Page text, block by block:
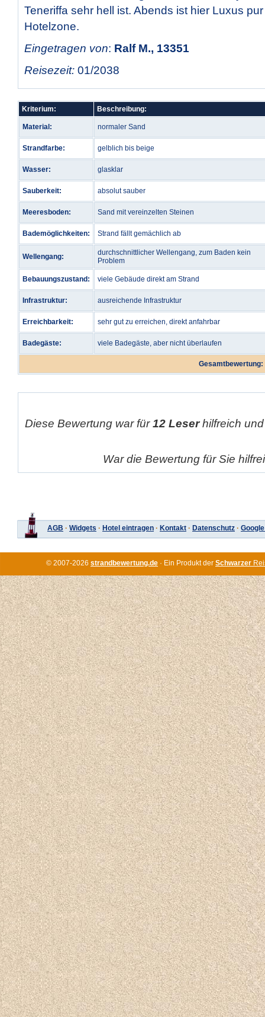
Teneriffa sehr hell ist. Abends ist hier Luxus
Hotelzone.
Eingetragen von: Ralf M., 13351
Reisezeit: 01/2038
Kriterium: Beschreibung:
Material: normaler Sand
Strandfarbe: gelblich bis beige
Wasser: glasklar
Sauberkeit: absolut sauber
Meeresboden: Sand mit vereinzelten Steinen
Bademöglichkeiten: Strand fällt gemächlich ab
Wellengang:
durchschnittlicher Wellengang, zum Baden kein
Problem
Bebauungszustand: viele Gebäude direkt am Strand
Infrastruktur: ausreichende Infrastruktur
Erreichbarkeit: sehr gut zu erreichen, direkt anfahrbar
Badegäste: viele Badegäste, aber nicht überlaufen
Gesamtbewertung:
Diese Bewertung war für12 Leserhilfreich
War die Bewertung für Sie
AGB · Widgets · Hotel eintragen · Kontakt · Datenschutz ·
© 2007-2026 strandbewertung.de · Ein Produkt der Schwarzer